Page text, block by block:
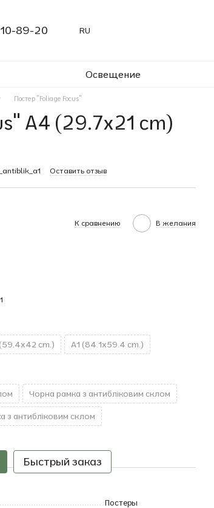
89-20 RU
Освещение
Постер "Foliage Focus"
A4 (29.7x21 cm)
Оставить отзыв
К сравнению В желания
cm.) A1 (84.1x59.4 cm.)
Чорна рамка з антибліковим склом
з антибліковим склом
Быстрый заказ
Постеры